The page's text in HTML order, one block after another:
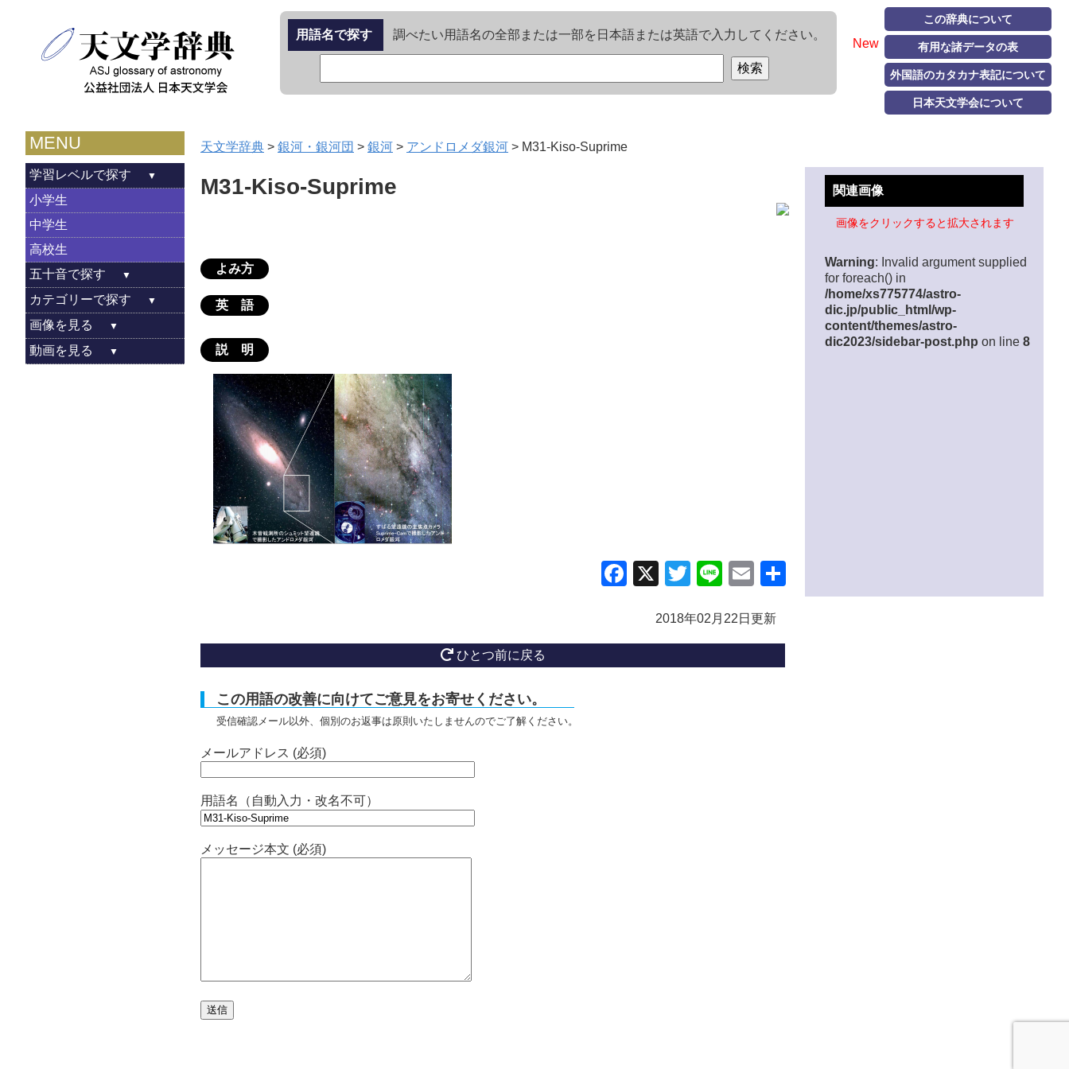
New
この辞典について
有用な諸データの表
外国語のカタカナ表記について
日本天文学会について
用語名で探す 調べたい用語名の全部または一部を日本語または英語で入力してください。
MENU
学習レベルで探す
小学生
中学生
高校生
五十音で探す
カテゴリーで探す
画像を見る
動画を見る
天文学辞典 > 銀河・銀河団 > 銀河 > アンドロメダ銀河 > M31-Kiso-Suprime
M31-Kiso-Suprime
よみ方
英 語
説 明
Facebook
X TwitterLineEmail
有
2018年02月22日更新
ひとつ前に戻る
この用語の改善に向けてご意見をお寄せください。
受信確認メール以外、個別のお返事は原則いたしませんのでご了解ください。
メールアドレス (必須)
用語名（自動入力・改名不可）
メッセージ本文 (必須)
関連画像
画像をクリックすると拡大されます
Warning: Invalid argument supplied
for foreach() in
/home/xs775774/astro-
dic.jp/public_html/wp-
content/themes/astro-
dic2023/sidebar-post.php on line 8